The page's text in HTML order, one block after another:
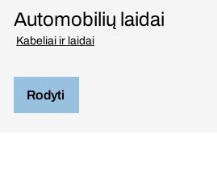
Automobilių laidai
Kabeliai ir laidai
Rodyti